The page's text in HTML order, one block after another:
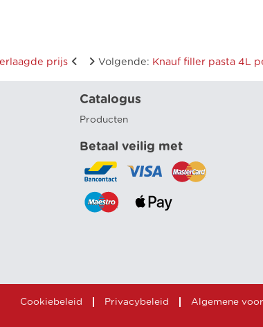
prijs Volgende: Knauf filler pasta 4L
Catalogus
Producten
Betaal veilig met
Cookiebeleid Privacybeleid Algemene